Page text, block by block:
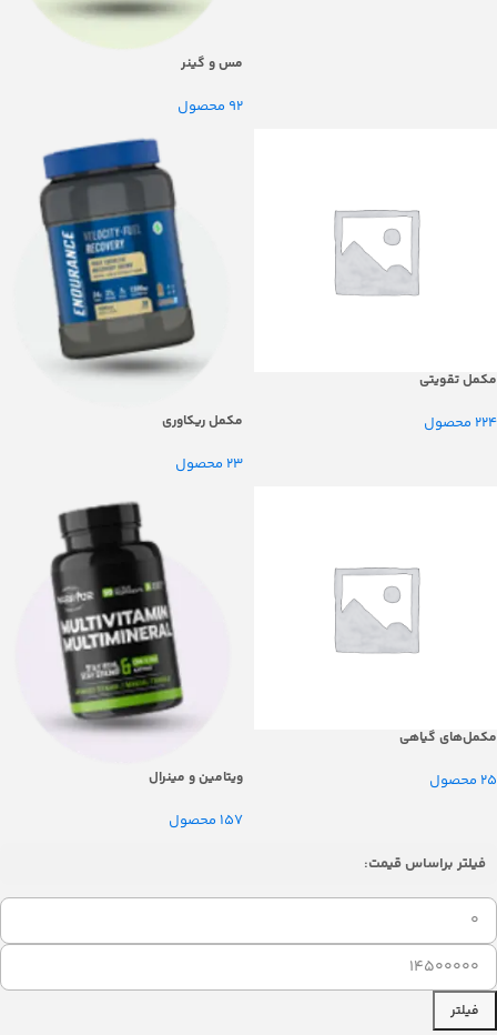
مس و گینر
92 محصول
مکمل تقویتی
224 محصول مکمل ریکاوری
23 محصول
مکمل‌های گیاهی
25 محصول ویتامین و مینرال
157 محصول
فیلتر براساس قیمت:
فیلتر